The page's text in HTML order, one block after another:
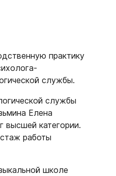
практику
службы.
службы
Елена
высшей категории.
работы
школе